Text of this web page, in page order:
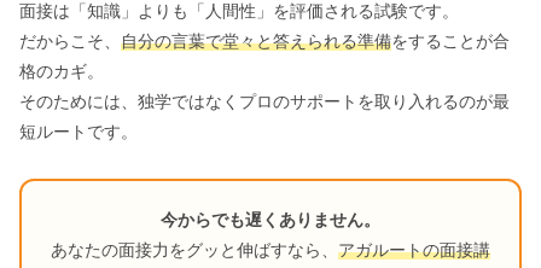
面接は「知識」よりも「人間性」を評価される試験です。
だからこそ、 自分の言葉で堂々と答えられる準備をすることが合
格のカギ。
そのためには、独学ではなくプロのサポートを取り入れるのが最
短ルートです。
今からでも遅くありません。
あなたの面接力をグッと伸ばすなら、 アガルートの面接講